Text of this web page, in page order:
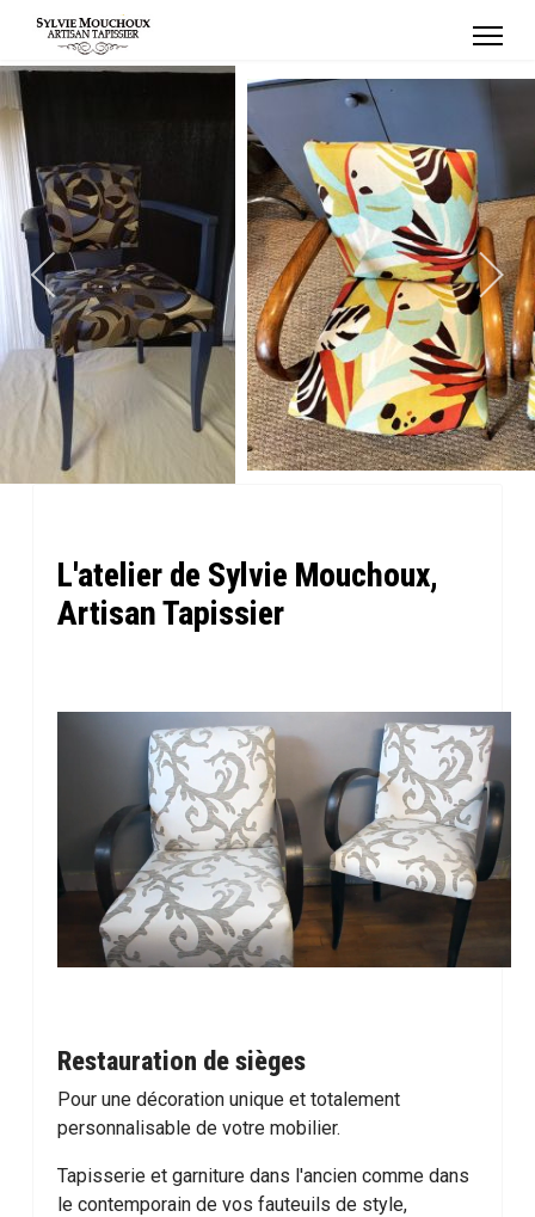
L'atelier de Sylvie Mouchoux,
Artisan Tapissier
Restauration de sièges
Pour une décoration unique et totalement
personnalisable de votre mobilier.
Tapisserie et garniture dans l'ancien comme dans
le contemporain de vos fauteuils de style,